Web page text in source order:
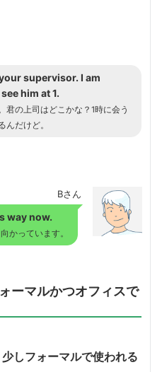
supervisor. I am
him at 1.
君の上司はどこかな？1時に会う
んだけど。
Bさん
way now.
かっています。
ーマルかつオフィスで
少しフォーマルで使われる